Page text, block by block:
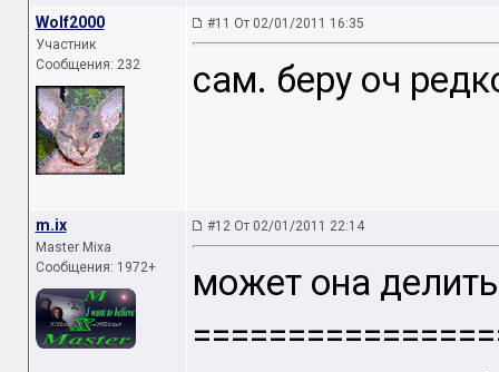
Wolf2000
Участник
Сообщения: 232
#11 От 02/01/2011 16:35
сам. беру оч
m.ix
Master Mixa
Сообщения: 1972+
#12 От 02/01/2011 22:14
может она